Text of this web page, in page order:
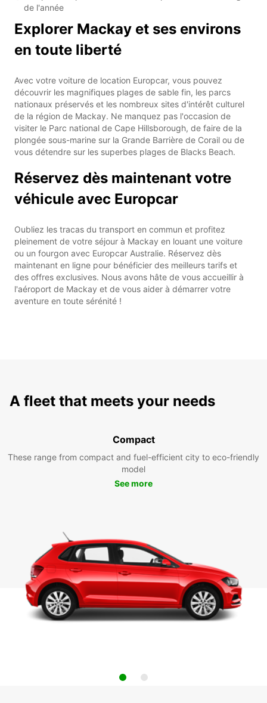
de l'année
Explorer Mackay et ses environs
en toute liberté
Avec votre voiture de location Europcar, vous pouvez
découvrir les magnifiques plages de sable fin, les parcs
nationaux préservés et les nombreux sites d'intérêt culturel
de la région de Mackay. Ne manquez pas l'occasion de
visiter le Parc national de Cape Hillsborough, de faire de la
plongée sous-marine sur la Grande Barrière de Corail ou de
vous détendre sur les superbes plages de Blacks Beach.
Réservez dès maintenant votre
véhicule avec Europcar
Oubliez les tracas du transport en commun et profitez
pleinement de votre séjour à Mackay en louant une voiture
ou un fourgon avec Europcar Australie. Réservez dès
maintenant en ligne pour bénéficier des meilleurs tarifs et
des offres exclusives. Nous avons hâte de vous accueillir à
l'aéroport de Mackay et de vous aider à démarrer votre
aventure en toute sérénité !
A fleet that meets your needs
Compact
These range from compact and fuel-efficient city to eco-friendly
model
See more